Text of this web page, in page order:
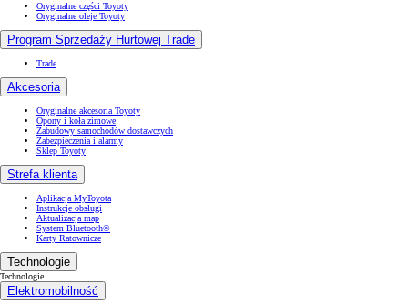
Oryginalne części Toyoty
Oryginalne oleje Toyoty
Program Sprzedaży Hurtowej Trade
Trade
Akcesoria
Oryginalne akcesoria Toyoty
Opony i koła zimowe
Zabudowy samochodów dostawczych
Zabezpieczenia i alarmy
Sklep Toyoty
Strefa klienta
Aplikacja MyToyota
Instrukcje obsługi
Aktualizacja map
System Bluetooth®
Karty Ratownicze
Technologie
Technologie
Elektromobilność